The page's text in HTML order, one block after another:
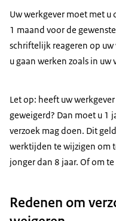
Uw werkgever moet met u
1 maand voor de
schriftelijk reageren op uw
u gaan werken zoals in uw
Let op: heeft uw
geweigerd? Dan moet u 1
verzoek mag doen. Dit
werktijden te wijzigen om
jonger dan 8 jaar. Of om
Redenen om